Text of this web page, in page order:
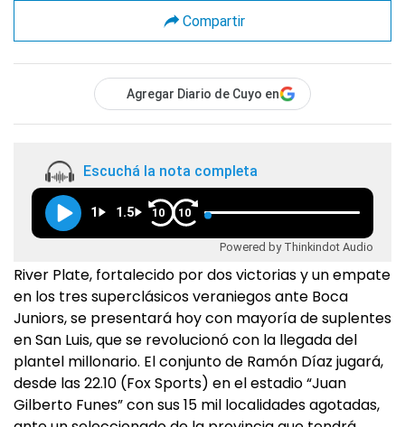
Compartir
Agregar Diario de Cuyo en
Escuchá la nota completa
1 1.5 10 10
Powered by Thinkindot Audio
River Plate, fortalecido por dos victorias y un empate
en los tres superclásicos veraniegos ante Boca
Juniors, se presentará hoy con mayoría de suplentes
en San Luis, que se revolucionó con la llegada del
plantel millonario. El conjunto de Ramón Díaz jugará,
desde las 22.10 (Fox Sports) en el estadio “Juan
Gilberto Funes” con sus 15 mil localidades agotadas,